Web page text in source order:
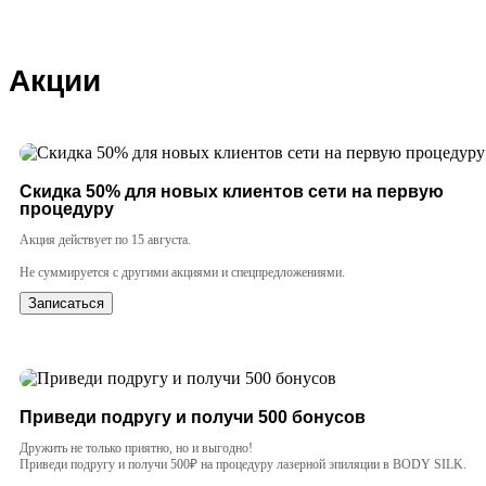
Акции
Скидка 50% для новых клиентов сети на первую
процедуру
Акция действует по 15 августа.
Не суммируется с другими акциями и спецпредложениями.
Записаться
Приведи подругу и получи 500 бонусов
Дружить не только приятно, но и выгодно!
Приведи подругу и получи 500₽ на процедуру лазерной эпиляции в BODY SILK.